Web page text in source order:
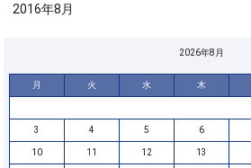
2016年8月
2026年8月
月 火 水 木
3 4 5 6
10 11 12 13